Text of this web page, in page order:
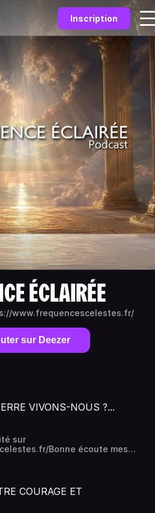
Inscription
ÉCLAIRÉE
www.frequencescelestes.fr/
sur Deezer
VIVONS-NOUS ?...
sur
Bonne écoute mes
COURAGE ET